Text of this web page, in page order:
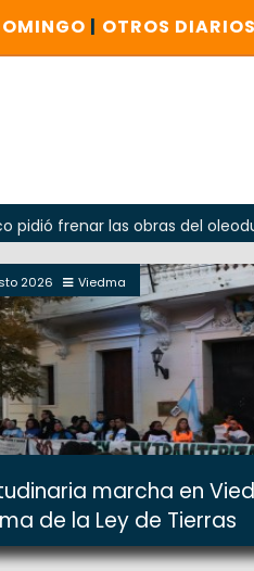
| OTROS DIARIOS
las obras del oleoducto en
2026 Viedma
marcha en
de la Ley de Tierras